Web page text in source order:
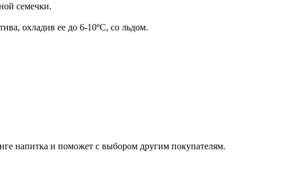
семечки.
охладив ее до 6-10ºС, со льдом.
напитка и поможет с выбором другим покупателям.